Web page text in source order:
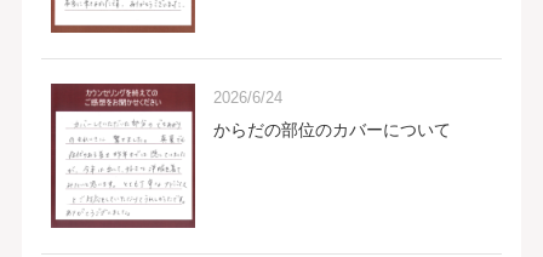
2026/6/24
からだの部位のカバーについて